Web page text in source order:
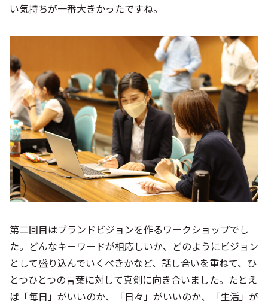
い気持ちが一番大きかったですね。
第二回目はブランドビジョンを作るワークショップでし
た。どんなキーワードが相応しいか、どのようにビジョン
として盛り込んでいくべきかなど、話し合いを重ねて、ひ
とつひとつの言葉に対して真剣に向き合いました。たとえ
ば「毎日」がいいのか、「日々」がいいのか、「生活」が